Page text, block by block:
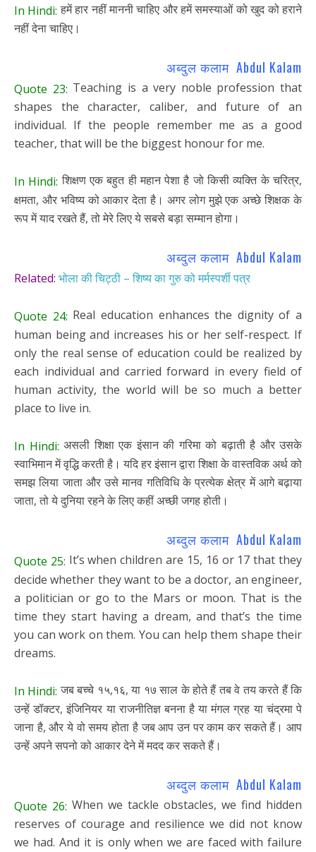
In Hindi: हमें हार नहीं माननी चाहिए और हमें समस्याओं को खुद को हराने
नहीं देना चाहिए।
अब्दुल कलाम Abdul Kalam
Quote 23: Teaching is a very noble profession that
shapes the character, caliber, and future of an
individual. If the people remember me as a good
teacher, that will be the biggest honour for me.
In Hindi: शिक्षण एक बहुत ही महान पेशा है जो किसी व्यक्ति के चरित्र,
क्षमता, और भविष्य को आकार देता है। अगर लोग मुझे एक अच्छे शिक्षक के
रूप में याद रखते हैं, तो मेरे लिए ये सबसे बड़ा सम्मान होगा।
अब्दुल कलाम Abdul Kalam
Related: भोला की चिट्ठी – शिष्य का गुरु को मर्मस्पर्शी पत्र
Quote 24: Real education enhances the dignity of a
human being and increases his or her self-respect. If
only the real sense of education could be realized by
each individual and carried forward in every field of
human activity, the world will be so much a better
place to live in.
In Hindi: असली शिक्षा एक इंसान की गरिमा को बढ़ाती है और उसके
स्वाभिमान में वृद्धि करती है। यदि हर इंसान द्वारा शिक्षा के वास्तविक अर्थ को
समझ लिया जाता और उसे मानव गतिविधि के प्रत्येक क्षेत्र में आगे बढ़ाया
जाता, तो ये दुनिया रहने के लिए कहीं अच्छी जगह होती।
अब्दुल कलाम Abdul Kalam
Quote 25: It’s when children are 15, 16 or 17 that they
decide whether they want to be a doctor, an engineer,
a politician or go to the Mars or moon. That is the
time they start having a dream, and that’s the time
you can work on them. You can help them shape their
dreams.
In Hindi: जब बच्चे १५,१६, या १७ साल के होते हैं तब वे तय करते हैं कि
उन्हें डॉक्टर, इंजिनियर या राजनीतिज्ञ बनना है या मंगल ग्रह या चंद्रमा पे
जाना है, और ये वो समय होता है जब आप उन पर काम कर सकते हैं। आप
उन्हें अपने सपनो को आकार देने में मदद कर सकते हैं।
अब्दुल कलाम Abdul Kalam
Quote 26: When we tackle obstacles, we find hidden
reserves of courage and resilience we did not know
we had. And it is only when we are faced with failure